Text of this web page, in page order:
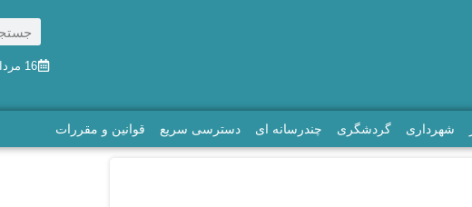
16 مرداد 1405 22:55
شهرداری گردشگری چندرسانه ای دسترسی سریع قوانین و مقررات